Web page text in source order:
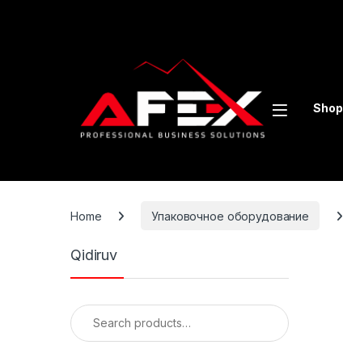
Shop
Home Упаковочное оборудование
Qidiruv
Search for: